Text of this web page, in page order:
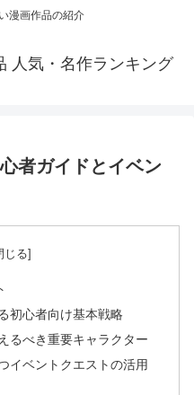
漫画作品の紹介
人気・名作ランキング
者ガイドとイベン
初心者向け基本戦略
るべき重要キャラクター
イベントクエストの活用